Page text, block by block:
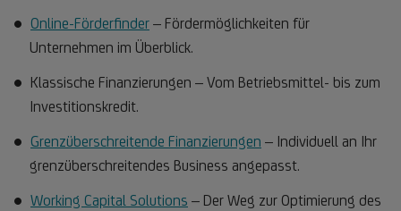
Online-Förderfinder – Fördermöglichkeiten für
Unternehmen im Überblick.
Klassische Finanzierungen – Vom Betriebsmittel- bis zum
Investitionskredit.
Grenzüberschreitende Finanzierungen – Individuell an Ihr
grenzüberschreitendes Business angepasst.
Working Capital Solutions – Der Weg zur Optimierung des